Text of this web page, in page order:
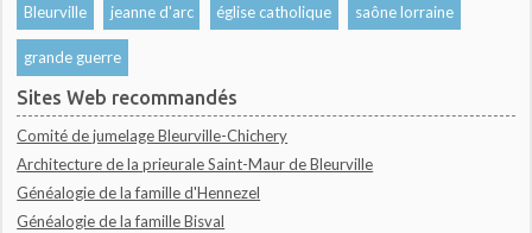
Bleurville jeanne d'arc église catholique saône lorraine
grande guerre
Sites Web recommandés
Comité de jumelage Bleurville-Chichery
Architecture de la prieurale Saint-Maur de Bleurville
Généalogie de la famille d'Hennezel
Généalogie de la famille Bisval